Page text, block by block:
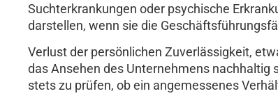
Suchterkrankungen oder psychische
darstellen, wenn sie die
Verlust der persönlichen Zuverlässigkeit,
das Ansehen des Unternehmens nachhaltig
stets zu prüfen, ob ein angemessenes